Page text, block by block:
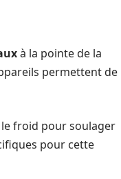
à la pointe de la
permettent de
froid pour soulager
pour cette